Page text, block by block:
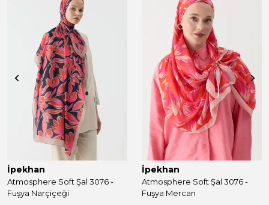
İpekhan
Atmosphere Soft Şal 3076 -
Fuşya Narçiçeği
İpekhan
Atmosphere Soft Şal 3076 -
Fuşya Mercan